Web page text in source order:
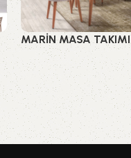
MARİN MASA TAKIMI
Mutfak Masaları